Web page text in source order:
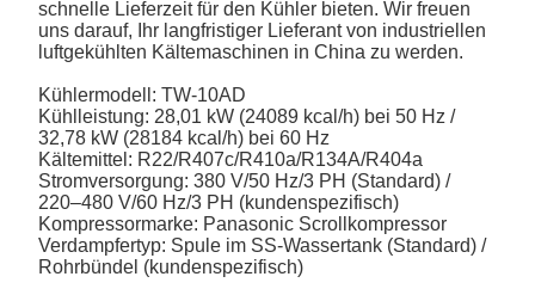
schnelle Lieferzeit für den Kühler bieten. Wir freuen
uns darauf, Ihr langfristiger Lieferant von industriellen
luftgekühlten Kältemaschinen in China zu werden.
Kühlermodell: TW-10AD
Kühlleistung: 28,01 kW (24089 kcal/h) bei 50 Hz /
32,78 kW (28184 kcal/h) bei 60 Hz
Kältemittel: R22/R407c/R410a/R134A/R404a
Stromversorgung: 380 V/50 Hz/3 PH (Standard) /
220–480 V/60 Hz/3 PH (kundenspezifisch)
Kompressormarke: Panasonic Scrollkompressor
Verdampfertyp: Spule im SS-Wassertank (Standard) /
Rohrbündel (kundenspezifisch)